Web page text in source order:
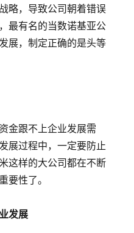
略，导致公司朝着错误
最有名的当数诺基亚公
展，制定正确的是头等
金跟不上企业发展需
展过程中，一定要防止
这样的大公司都在不断
要性了。
发展